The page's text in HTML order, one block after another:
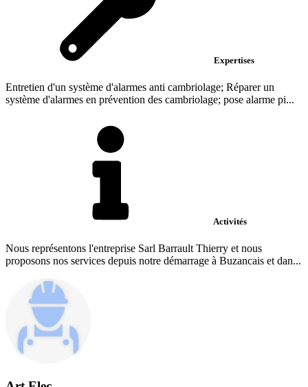
Expertises
Entretien d'un système d'alarmes anti cambriolage; Réparer un
système d'alarmes en prévention des cambriolage; pose alarme pi...
Activités
Nous représentons l'entreprise Sarl Barrault Thierry et nous
proposons nos services depuis notre démarrage à Buzancais et dan...